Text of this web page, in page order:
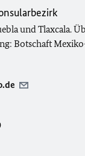
und Tlaxcala.
Botschaft